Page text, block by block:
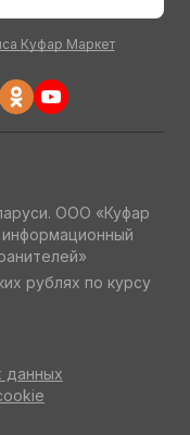
Куфар Маркет
ООО «Куфар
рублях по курсу
данных